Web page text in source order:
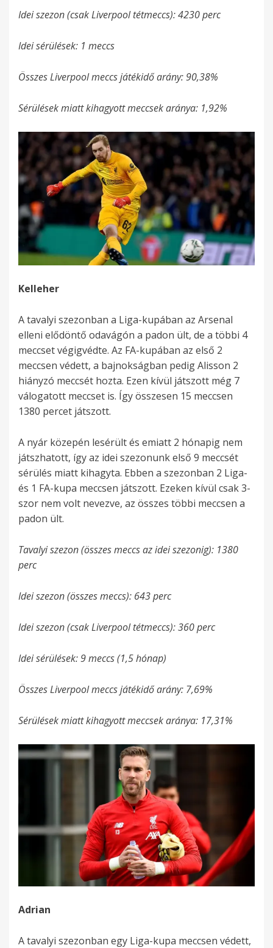
Idei szezon (csak Liverpool tétmeccs): 4230 perc
Idei sérülések: 1 meccs
Összes Liverpool meccs játékidő arány: 90,38%
Sérülések miatt kihagyott meccsek aránya: 1,92%
Kelleher
A tavalyi szezonban a Liga-kupában az Arsenal
elleni elődöntő odavágón a padon ült, de a többi 4
meccset végigvédte. Az FA-kupában az első 2
meccsen védett, a bajnokságban pedig Alisson 2
hiányzó meccsét hozta. Ezen kívül játszott még 7
válogatott meccset is. Így összesen 15 meccsen
1380 percet játszott.
A nyár közepén lesérült és emiatt 2 hónapig nem
játszhatott, így az idei szezonunk első 9 meccsét
sérülés miatt kihagyta. Ebben a szezonban 2 Liga-
és 1 FA-kupa meccsen játszott. Ezeken kívül csak 3-
szor nem volt nevezve, az összes többi meccsen a
padon ült.
Tavalyi szezon (összes meccs az idei szezonig): 1380
perc
Idei szezon (összes meccs): 643 perc
Idei szezon (csak Liverpool tétmeccs): 360 perc
Idei sérülések: 9 meccs (1,5 hónap)
Összes Liverpool meccs játékidő arány: 7,69%
Sérülések miatt kihagyott meccsek aránya: 17,31%
Adrian
A tavalyi szezonban egy Liga-kupa meccsen védett,